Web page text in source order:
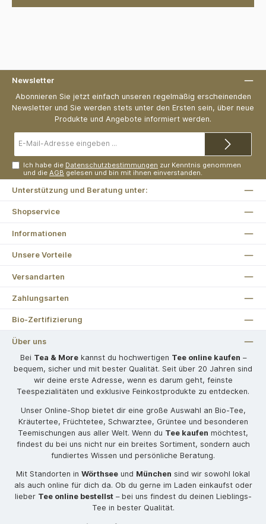
Newsletter
Abonnieren Sie jetzt einfach unseren regelmäßig erscheinenden
Newsletter und Sie werden stets unter den Ersten sein, über neue
Produkte und Angebote informiert werden.
Mail-
Ich habe die Datenschutzbestimmungen zur Kenntnis genommen
und dieAGB gelesen und bin mit ihnen einverstanden.
Unterstützung und Beratung unter:
Shopservice
Informationen
Unsere Vorteile
Versandarten
Zahlungsarten
Bio-Zertifizierung
Über uns
Bei Tea & Morekannst du hochwertigen Tee online kaufen –
bequem, sicher und mit bester Qualität. Seit über 20 Jahren sind
wir deine erste Adresse, wenn es darum geht, feinste
Teespezialitäten und exklusive Feinkostprodukte zu entdecken.
Unser Online-Shop bietet dir eine große Auswahl an Bio-Tee,
Kräutertee, Früchtetee, Schwarztee, Grüntee und besonderen
Teemischungen aus aller Welt. Wenn du Tee kaufen möchtest,
findest du bei uns nicht nur ein breites Sortiment, sondern auch
fundiertes Wissen und persönliche Beratung.
Mit Standorten in Wörthsee und München sind wir sowohl lokal
als auch online für dich da. Ob du gerne im Laden einkaufst oder
lieber Tee online bestellst– bei uns findest du deinen Lieblings-
Tee in bester Qualität.